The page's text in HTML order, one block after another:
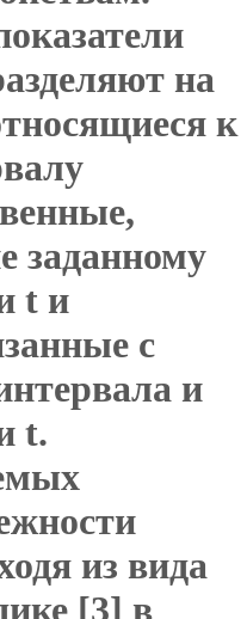
на
к
заданному
t и
с
и
t.
из вида
[3] в